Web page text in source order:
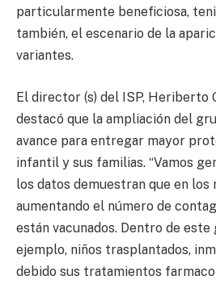
particularmente beneficiosa,
también, el escenario de la
variantes.
El director (s) del ISP, Heriberto
destacó que la ampliación del
avance para entregar mayor
infantil y sus familias. “Vamos
los datos demuestran que en los
aumentando el número de
están vacunados. Dentro de este
ejemplo, niños trasplantados,
debido sus tratamientos